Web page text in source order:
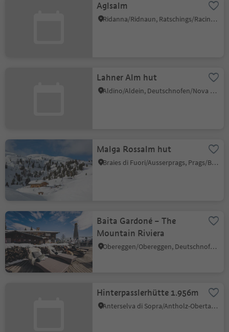
Aglsalm
Ridanna/Ridnaun, Ratschings/Racines, Sterzing/Vipiteno and environs
Lahner Alm hut
Aldino/Aldein, Deutschnofen/Nova Ponente, Dolomites Region Eggental
Malga Rossalm hut
Braies di Fuori/Ausserprags, Prags/Braies, Dolomites Region 3 Zinnen
Baita Gardoné – The
Mountain Riviera
Obereggen/Obereggen, Deutschnofen/Nova Ponente, Dolomites Region Eggental
Hinterpasslerhütte 1.956m
Anterselva di Sopra/Antholz-Obertal, Rasen-Antholz/Rasun Anterselva, Dolomites Region Kronplatz/Plan de Corones